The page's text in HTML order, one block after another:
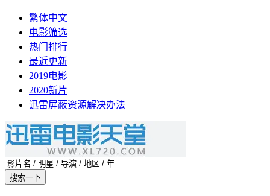
繁体中文
电影筛选
热门排行
最近更新
2019电影
2020新片
迅雷屏蔽资源解决办法